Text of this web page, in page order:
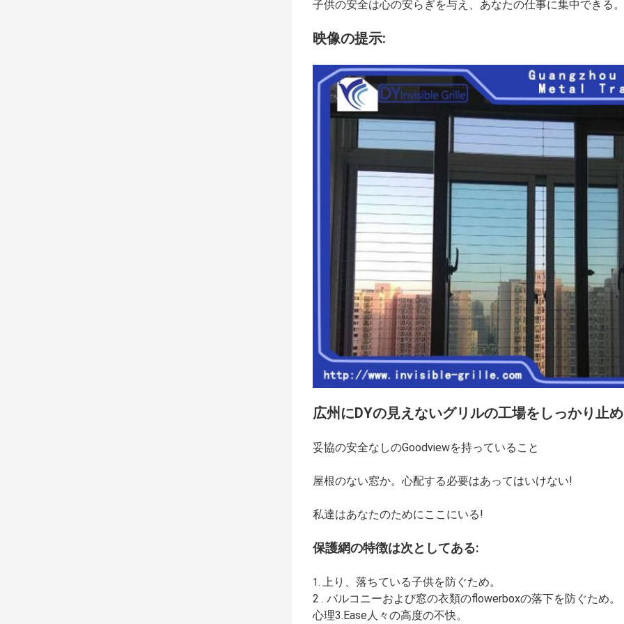
子供の安全は心の安らぎを与え、あなたの仕事に集中できる。
映像の提示:
広州にDYの見えないグリルの工場をしっかり止
妥協の安全なしのGoodviewを持っていること
屋根のない窓か。心配する必要はあってはいけない!
私達はあなたのためにここにいる!
保護網の特徴は次としてある:
1. 上り、落ちている子供を防ぐため。
2 . バルコニーおよび窓の衣類のflowerboxの落下を防ぐため。
心理3.Ease人々の高度の不快。